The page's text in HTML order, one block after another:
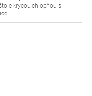
krycou chlopňou s